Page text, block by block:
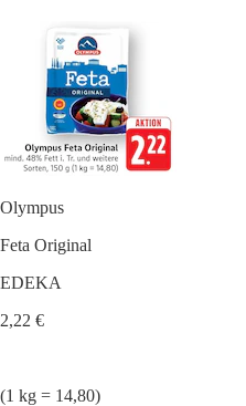
Olympus
Feta Original
EDEKA
2,22 €
(1 kg = 14,80)